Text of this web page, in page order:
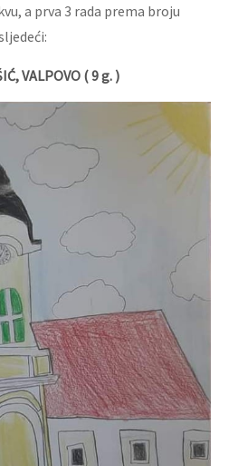
a prva 3 rada prema broju
VALPOVO ( 9 g. )